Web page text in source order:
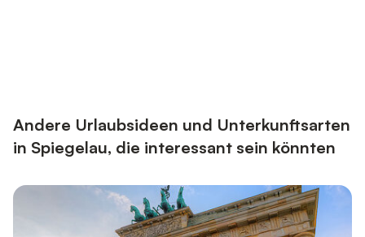
Andere Urlaubsideen und Unterkunftsarten
in Spiegelau, die interessant sein könnten